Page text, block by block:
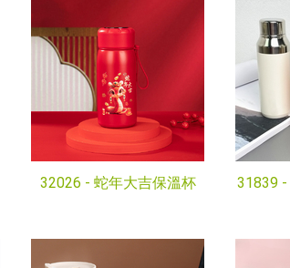
32026 - 蛇年大吉保溫杯 31839 -